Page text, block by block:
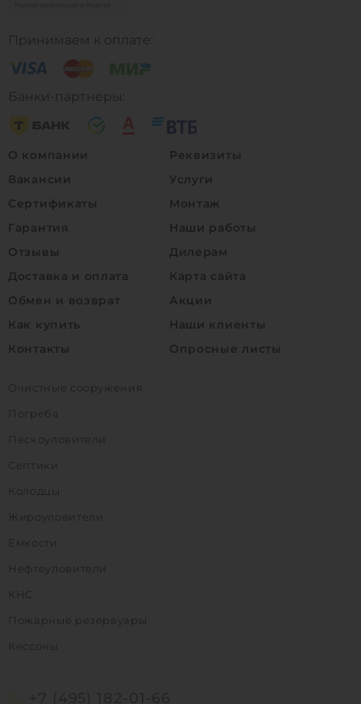
Принимаем к оплате:
Банки-партнеры:
О компании
Вакансии
Сертификаты
Гарантия
Отзывы
Доставка и оплата
Обмен и возврат
Как купить
Контакты
Реквизиты
Услуги
Монтаж
Наши работы
Дилерам
Карта сайта
Акции
Наши клиенты
Опросные листы
Очистные сооружения
Погреба
Пескоуловители
Септики
Колодцы
Жироуловители
Емкости
Нефтеуловители
КНС
Пожарные резервуары
Кессоны